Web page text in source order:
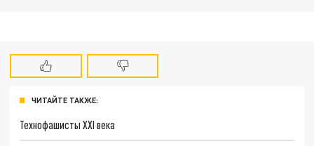
ЧИТАЙТЕ ТАКЖЕ:
Технофашисты XXI века